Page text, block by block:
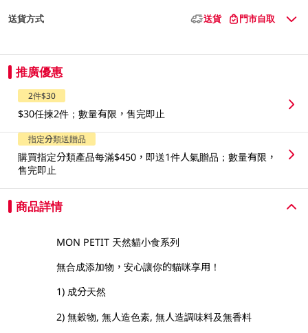
送貨方式 送貨 門市自取
推廣優惠
2件$30
$30任揀2件；數量有限，售完即止
指定分類送贈品
購買指定分類產品每滿$450，即送1件人氣贈品；數量有限，
售完即止
商品詳情
MON PETIT 天然貓小食系列
無合成添加物，安心讓你的貓咪享用！
1) 成分天然
2) 無穀物, 無人造色素, 無人造調味料及無香料